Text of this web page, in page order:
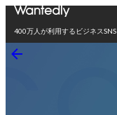
400万人が利用するビジネスSNS